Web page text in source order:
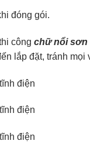
đóng gói.
công chữ nổi sơn
lắp đặt, tránh